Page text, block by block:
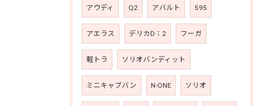
アウディ Q2 アバルト 595
アエラス デリカD：2 フーガ
軽トラ ソリオバンディット
ミニキャブバン N-ONE ソリオ